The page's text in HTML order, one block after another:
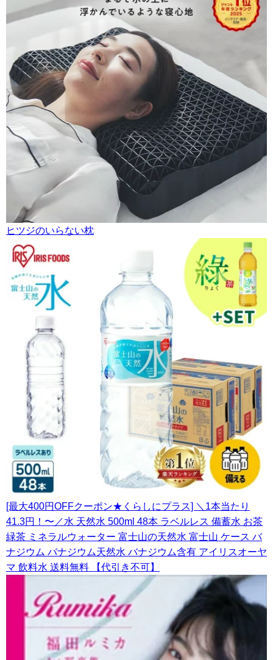
ヒツジのいらない枕
[最大400円OFFクーポン★くらしにプラス] ＼1本当たり
41.3円！〜／水 天然水 500ml 48本 ラベルレス 備蓄水 お茶
緑茶 ミネラルウォーター 富士山の天然水 富士山 ケース バ
ナジウム バナジウム天然水 バナジウム含有 アイリスオーヤ
マ 飲料水 送料無料 【代引き不可】